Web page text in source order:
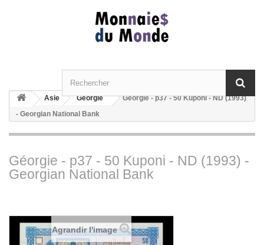
Asie Géorgie
Géorgie - p37 - 50 Kuponi - ND (1993)
- Georgian National Bank
Géorgie - p37 - 50 Kuponi - ND (1993) -
Georgian National Bank
Agrandir l'image